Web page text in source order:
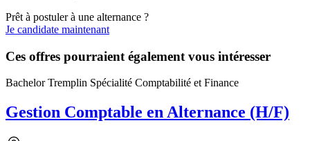
Prêt à postuler à une alternance ?
Je candidate maintenant
Ces offres pourraient également vous intéresser
Bachelor Tremplin Spécialité Comptabilité et Finance
Gestion Comptable en Alternance (H/F)